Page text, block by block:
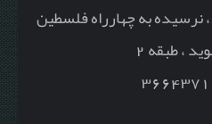
نرسیده به چهارراه فلسطین
، طبقه 2